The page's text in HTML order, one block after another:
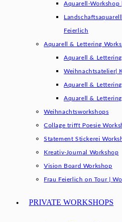
Aquarell-Workshop
Feierlich
Aquarell & Lettering
Aquarell &
Weihnachtsatelier|
Aquarell &
Aquarell &
Weihnachtsworkshops
Collage trifft Poesie
Statement Stickerei
Kreativ-Journal Workshop
Vision Board Workshop
Frau Feierlich on Tour |
PRIVATE WORKSHOPS